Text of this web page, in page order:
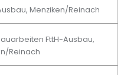
Menziken/Reinach
FttH-Ausbau,
Reinach